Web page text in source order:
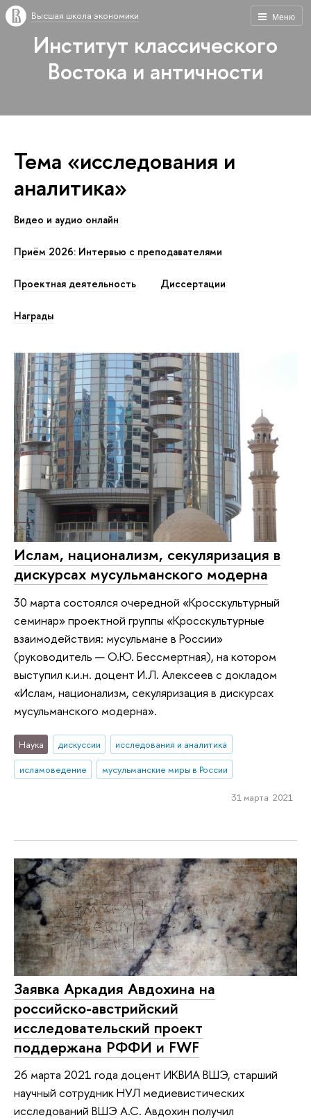
Меню
Высшая школа экономики
Институт классического
Востока и античности
Тема «исследования и
аналитика»
Видео и аудио онлайн
Приём 2026: Интервью с преподавателями
Проектная деятельность Диссертации
Награды
Ислам, национализм, секуляризация в
дискурсах мусульманского модерна
30 марта состоялся очередной «Кросскультурный
семинар» проектной группы «Кросскультурные
взаимодействия: мусульмане в России»
(руководитель — О.Ю. Бессмертная), на котором
выступил к.и.н. доцент И.Л. Алексеев с докладом
«Ислам, национализм, секуляризация в дискурсах
мусульманского модерна».
Наука дискуссии
исследования и аналитика
исламоведение
мусульманские миры в России
31 марта 2021
Заявка Аркадия Авдохина на
российско-австрийский
исследовательский проект
поддержана РФФИ и FWF
26 марта 2021 года доцент ИКВИА ВШЭ, старший
научный сотрудник НУЛ медиевистических
исследований ВШЭ А.С. Авдохин получил